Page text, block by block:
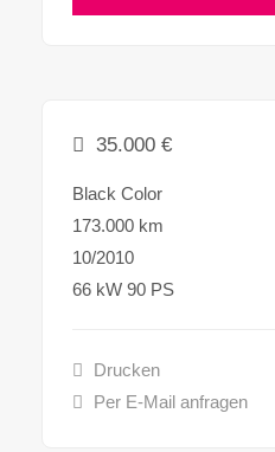
35.000 €
Black Color
173.000 km
10/2010
66 kW 90 PS
Drucken
Per E-Mail anfragen